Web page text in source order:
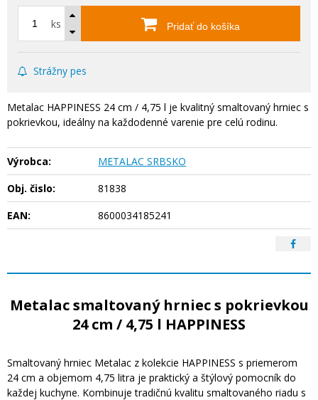
ks Pridať do košíka
Strážny pes
Metalac HAPPINESS 24 cm / 4,75 l je kvalitný smaltovaný hrniec s
pokrievkou, ideálny na každodenné varenie pre celú rodinu.
Výrobca:
METALAC SRBSKO
Obj. čislo:
81838
EAN:
8600034185241
Metalac smaltovaný hrniec s pokrievkou
24 cm / 4,75 l HAPPINESS
Smaltovaný hrniec Metalac z kolekcie HAPPINESS s priemerom
24 cm a objemom 4,75 litra je praktický a štýlový pomocník do
každej kuchyne. Kombinuje tradičnú kvalitu smaltovaného riadu s